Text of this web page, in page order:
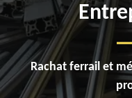
Rachat ferrail et